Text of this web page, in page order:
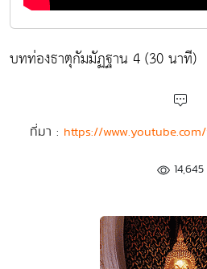
บทท่องธาตุกัมมัฏฐาน 4 (30 นาที)
ที่มา : https://www.youtube.com/
14,645